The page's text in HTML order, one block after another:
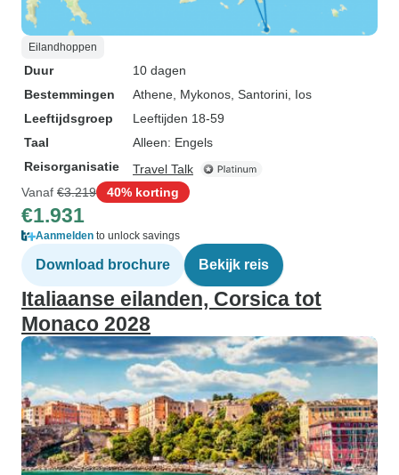
Eilandhoppen
Duur
10 dagen
Bestemmingen
Athene , Mykonos , Santorini , Ios
Leeftijdsgroep
Leeftijden 18-59
Taal
Alleen: Engels
Reisorganisatie
Travel Talk
Vanaf €3.219 40% korting
€1.931
Aanmelden to unlock savings
Download brochure Bekijk reis
Italiaanse eilanden, Corsica tot
Monaco 2028